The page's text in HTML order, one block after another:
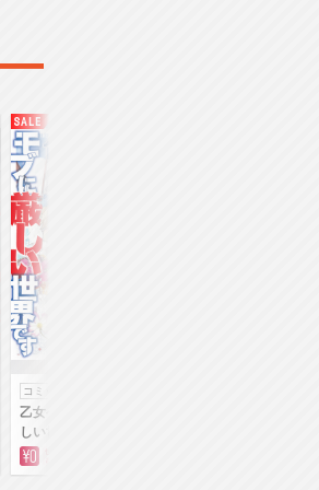
コミック
乙女ゲー世界はモブに厳
しい世界です